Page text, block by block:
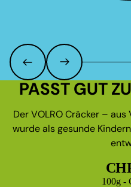
PASST GUT
Der VOLRO Cräcker –
wurde als gesunde
100g -